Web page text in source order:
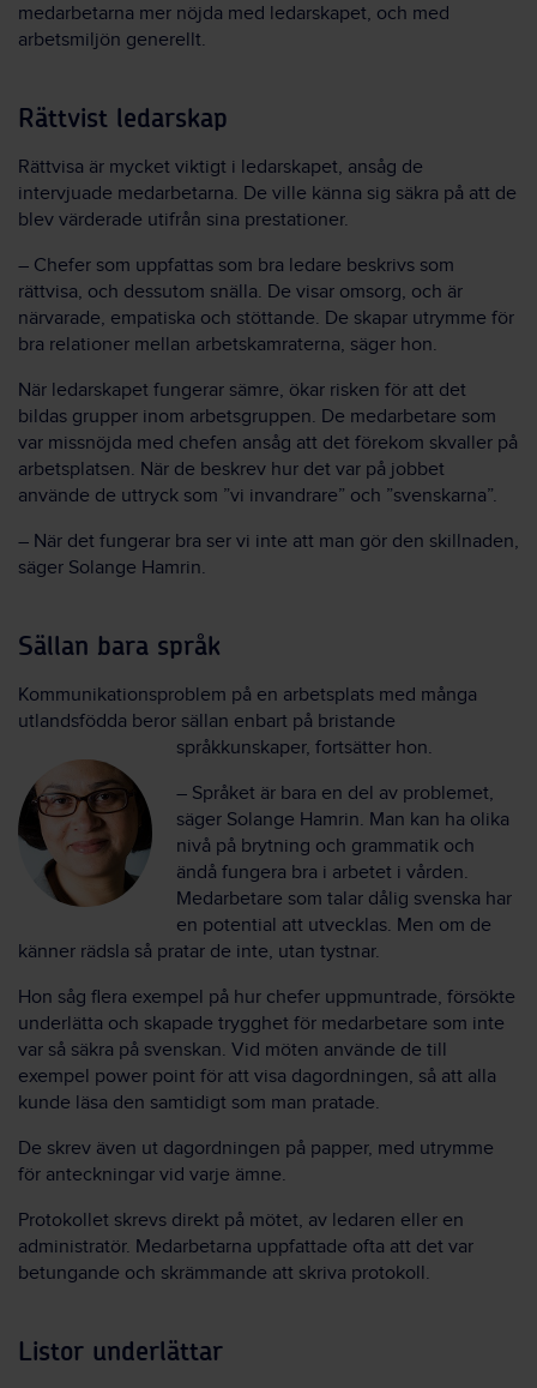
medarbetarna mer nöjda med ledarskapet, och med
arbetsmiljön generellt.
Rättvist ledarskap
Rättvisa är mycket viktigt i ledarskapet, ansåg de
intervjuade medarbetarna. De ville känna sig säkra på att de
blev värderade utifrån sina prestationer.
– Chefer som uppfattas som bra ledare beskrivs som
rättvisa, och dessutom snälla. De visar omsorg, och är
närvarade, empatiska och stöttande. De skapar utrymme för
bra relationer mellan arbetskamraterna, säger hon.
När ledarskapet fungerar sämre, ökar risken för att det
bildas grupper inom arbetsgruppen. De medarbetare som
var missnöjda med chefen ansåg att det förekom skvaller på
arbetsplatsen. När de beskrev hur det var på jobbet
använde de uttryck som ”vi invandrare” och ”svenskarna”.
– När det fungerar bra ser vi inte att man gör den skillnaden,
säger Solange Hamrin.
Sällan bara språk
Kommunikationsproblem på en arbetsplats med många
utlandsfödda beror sällan enbart på bristande
språkkunskaper, fortsätter hon.
– Språket är bara en del av problemet,
säger Solange Hamrin. Man kan ha olika
nivå på brytning och grammatik och
ändå fungera bra i arbetet i vården.
Medarbetare som talar dålig svenska har
en potential att utvecklas. Men om de
känner rädsla så pratar de inte, utan tystnar.
Hon såg flera exempel på hur chefer uppmuntrade, försökte
underlätta och skapade trygghet för medarbetare som inte
var så säkra på svenskan. Vid möten använde de till
exempel power point för att visa dagordningen, så att alla
kunde läsa den samtidigt som man pratade.
De skrev även ut dagordningen på papper, med utrymme
för anteckningar vid varje ämne.
Protokollet skrevs direkt på mötet, av ledaren eller en
administratör. Medarbetarna uppfattade ofta att det var
betungande och skrämmande att skriva protokoll.
Listor underlättar